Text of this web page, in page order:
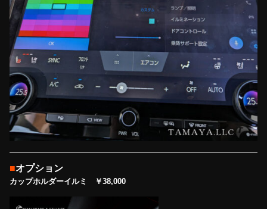
■オプション
カップホルダーイルミ ￥38,000